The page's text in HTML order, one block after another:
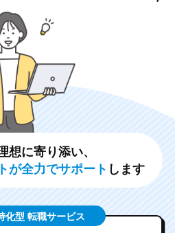
想に寄り添い、
が全力でサポート します
化型 転職サービス